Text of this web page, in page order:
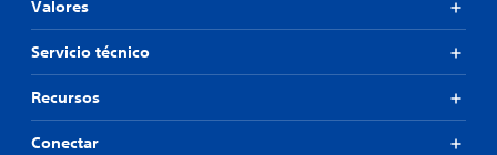
Valores
Servicio técnico
Recursos
Conectar